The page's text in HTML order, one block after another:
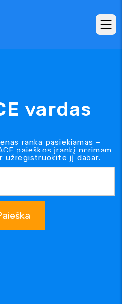
vardas
ranka pasiekiamas –
paieškos įrankį norimam
užregistruokite jį dabar.